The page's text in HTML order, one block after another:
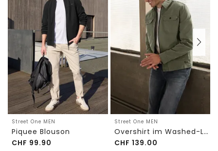
Street One MEN
Piquee Blouson
CHF 99.90
Street One MEN
Overshirt im Washed-Look
CHF 139.00